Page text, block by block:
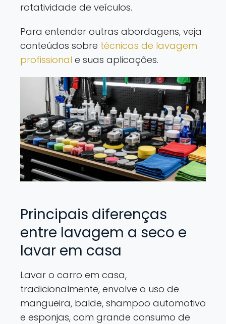
rotatividade de veículos.
Para entender outras abordagens, veja
conteúdos sobre técnicas de lavagem
profissional e suas aplicações.
Principais diferenças
entre lavagem a seco e
lavar em casa
Lavar o carro em casa,
tradicionalmente, envolve o uso de
mangueira, balde, shampoo automotivo
e esponjas, com grande consumo de